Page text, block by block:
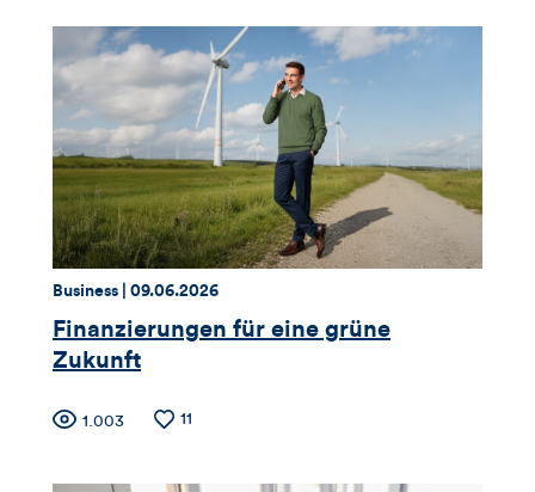
Thema:
Business | Datum:
09.06.2026
Finanzierungen für eine grüne
Zukunft
Zähler
für
Anzahl1.003
Anzahl
11